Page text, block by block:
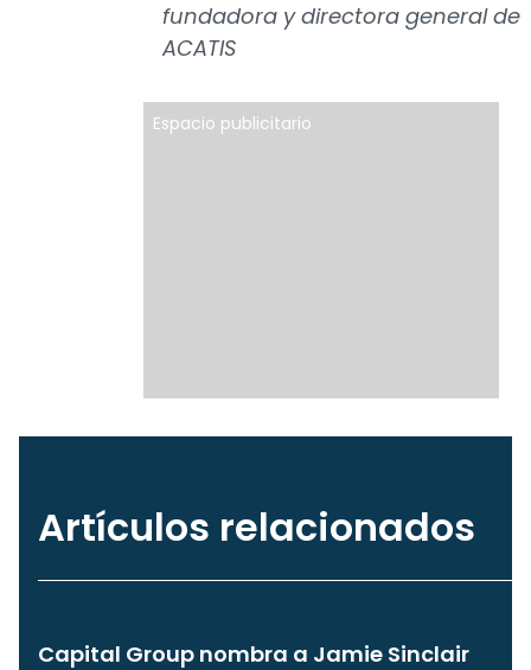
fundadora y directora general de
ACATIS
Espacio publicitario
Artículos relacionados
Capital Group nombra a Jamie Sinclair